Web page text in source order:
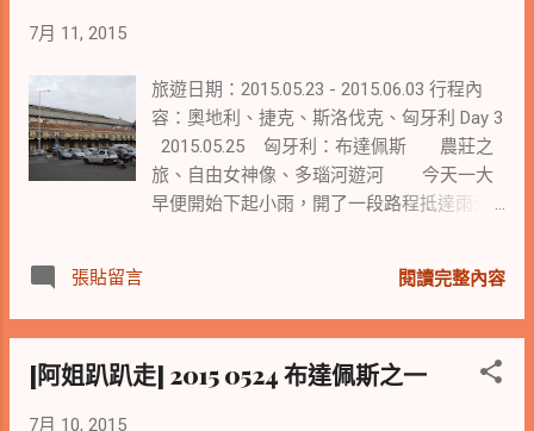
往遊人 見了令人不禁莞爾 饒富趣味的銅人
與雕像 讓人忍不住跟著一起或搞怪或搔首 走
過斑駁石牆上的 現代塗鴉 喚醒了夢遊中古世
紀的遊客 傍晚的小鎮下起了一陣小雨 那打在
身上淋不濕的雨帶來些許詩意 斯洛伐克小小
2015.05.27 斯洛伐克：布拉提斯拉...
名的聖母升天圖 莊嚴的教堂帶給人們的平靜
是無法用文字可以言喻 只能站在教堂裡用心
感受體會 教堂前遇到的與世界各地遊
客同樂的雙笛藝人 正在收集各國的民謠 台灣
凍齡美女團獻唱一曲『茉莉花』 匈牙利遊唱
HUNTWOFLUTE 凍齡美女團以阿帕契之姿 在
遊旅雜記 [阿姐趴趴走] 2015 0524 布達佩斯
一 [阿姐趴趴走] 2015 0526 斯洛伐克
7月 11, 2015
旅遊日期：2015.05.23 - 2015.06.03 行程內
容：奧地利、捷克、斯洛伐克、匈牙利 Day 3
2015.05.25 匈牙利：布達佩斯 農莊之
旅、自由女神像、多瑙河遊河 今天一大
早便開始下起小雨，開了一段路程抵達雨天
待在餐廳閒嗑牙，整個農莊僅有我們這一團
熟齡訪客。 還好團員大多已是舊識，就算是
肚皮舞，讓大家紛紛好奇的詢問老媽養生之
張貼留言 閱讀完整內容
[阿姐趴趴走] 2015 0524 布達佩斯之一
7月 10, 2015